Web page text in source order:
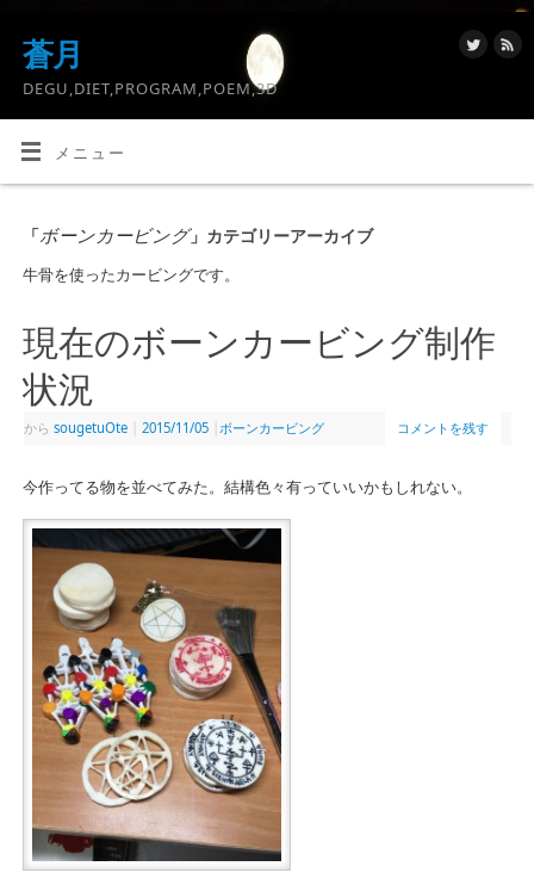
蒼月
DEGU,DIET,PROGRAM,POEM,3D
メニュー
「ボーンカービング」カテゴリーアーカイブ
牛骨を使ったカービングです。
現在のボーンカービング制作
状況
から sougetuOte 2015/11/05 ボーンカービング コメントを残す
今作ってる物を並べてみた。結構色々有っていいかもしれない。